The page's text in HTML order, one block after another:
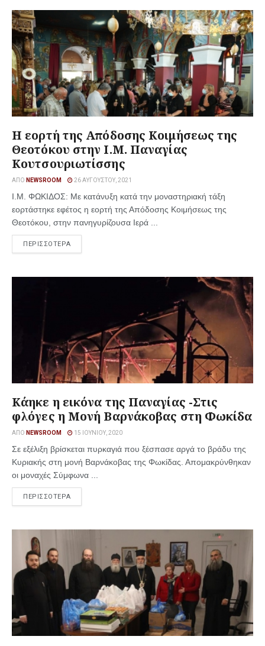
Η εορτή της Απόδοσης Κοιμήσεως της
Θεοτόκου στην Ι.Μ. Παναγίας
Κουτσουριωτίσσης
ΑΠΌ NEWSROOM 26 ΑΥΓΟΎΣΤΟΥ, 2021
I.M. ΦΩΚΙΔΟΣ: Με κατάνυξη κατά την μοναστηριακή τάξη
εορτάστηκε εφέτος η εορτή της Απόδοσης Κοιμήσεως της
Θεοτόκου, στην πανηγυρίζουσα Ιερά ...
ΠΕΡΙΣΣΟΤΕΡΑ
Κάηκε η εικόνα της Παναγίας -Στις
φλόγες η Μονή Βαρνάκοβας στη Φωκίδα
ΑΠΌ NEWSROOM 15 ΙΟΥΝΊΟΥ, 2020
Σε εξέλιξη βρίσκεται πυρκαγιά που ξέσπασε αργά το βράδυ της
Κυριακής στη μονή Βαρνάκοβας της Φωκίδας. Απομακρύνθηκαν
οι μοναχές Σύμφωνα ...
ΠΕΡΙΣΣΟΤΕΡΑ